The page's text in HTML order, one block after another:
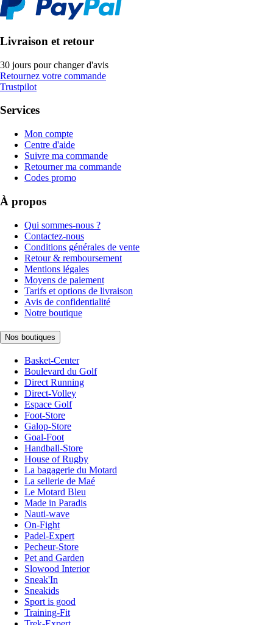
Livraison et retour
30 jours pour changer d'avis
Retournez votre commande
Trustpilot
Services
Mon compte
Centre d'aide
Suivre ma commande
Retourner ma commande
Codes promo
À propos
Qui sommes-nous ?
Contactez-nous
Conditions générales de vente
Retour & remboursement
Mentions légales
Moyens de paiement
Tarifs et options de livraison
Avis de confidentialité
Notre boutique
Nos boutiques
Basket-Center
Boulevard du Golf
Direct Running
Direct-Volley
Espace Golf
Foot-Store
Galop-Store
Goal-Foot
Handball-Store
House of Rugby
La bagagerie du Motard
La sellerie de Maé
Le Motard Bleu
Made in Paradis
Nauti-wave
On-Fight
Padel-Expert
Pecheur-Store
Pet and Garden
Slowood Interior
Sneak'In
Sneakids
Sport is good
Training-Fit